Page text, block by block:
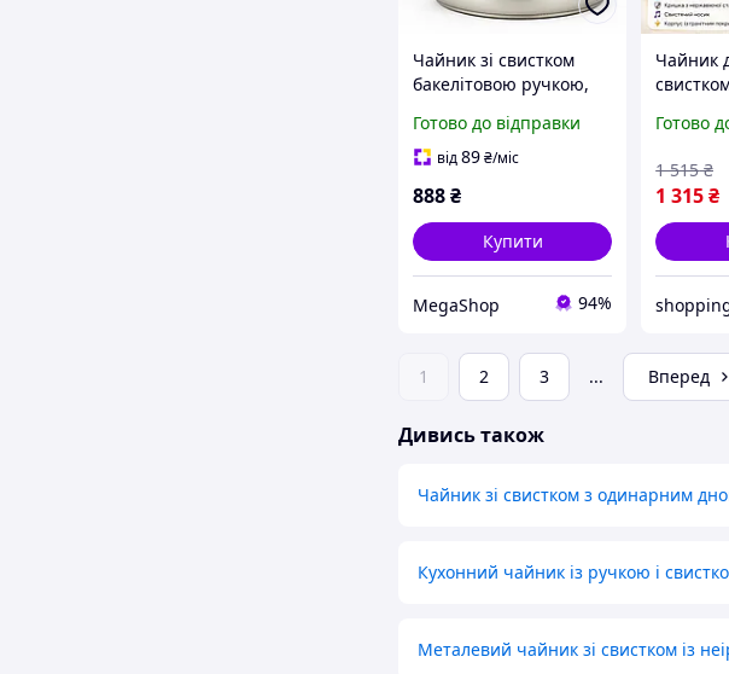
Чайник зі свистком
бакелітовою ручкою,
свистком нержавіюча
сталь GE-41
Готово до відправки
від89₴/міс
888₴
Купити
MegaShop 94%
Чайник
сталі на
Готово
1 315₴
1 515 ₴
1 2 3 ... Вперед
Дивись також
Чайник зі свистком з одинарним
Кухонний чайник із ручкою і
Металевий чайник зі свистком із